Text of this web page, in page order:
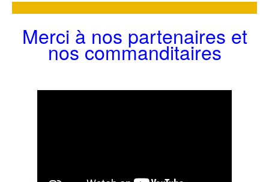
Merci à nos partenaires et
nos commanditaires